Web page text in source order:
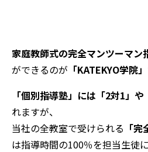
家庭教師式の完全マンツーマン
ができるのが 「KATEKYO学院」
「個別指導塾」には「2対1」や
れますが、
当社の全教室で受けられる 「
は指導時間の100％を担当生徒に